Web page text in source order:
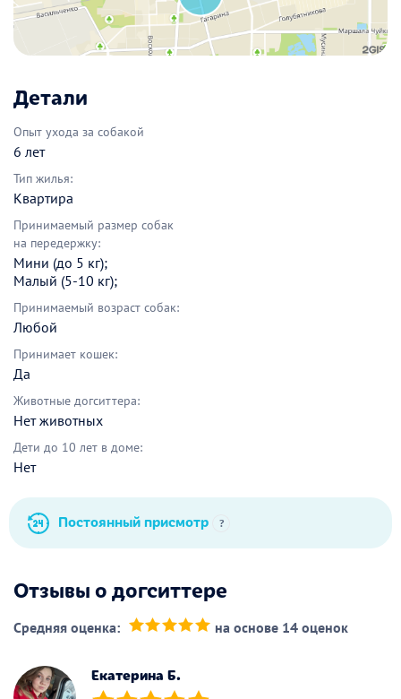
Детали
Опыт ухода за собакой
6 лет
Тип жилья:
Квартира
Принимаемый размер собак
на передержку:
Мини (до 5 кг);
Малый (5-10 кг);
Принимаемый возраст собак:
Любой
Принимает кошек:
Да
Животные догситтера:
Нет животных
Дети до 10 лет в доме:
Нет
Постоянный присмотр ?
Отзывы о догситтере
Средняя оценка: на основе 14 оценок
Екатерина Б.